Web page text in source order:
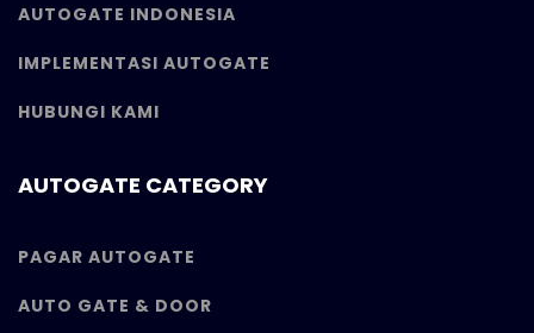
AUTOGATE INDONESIA
IMPLEMENTASI AUTOGATE
HUBUNGI KAMI
AUTOGATE CATEGORY
PAGAR AUTOGATE
AUTO GATE & DOOR